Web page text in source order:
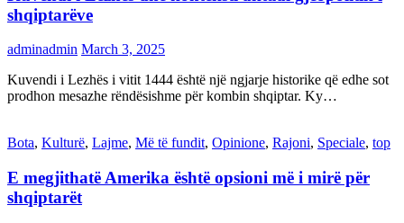
shqiptarëve
adminadmin March 3, 2025
Kuvendi i Lezhës i vitit 1444 është një ngjarje historike që edhe sot
prodhon mesazhe rëndësishme për kombin shqiptar. Ky…
Bota, Kulturë, Lajme, Më të fundit, Opinione, Rajoni, Speciale, top
E megjithatë Amerika është opsioni më i mirë për
shqiptarët